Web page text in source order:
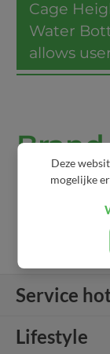
Cage
Water
allows
info:
Service
Lifestyle
Deze
mogelijke